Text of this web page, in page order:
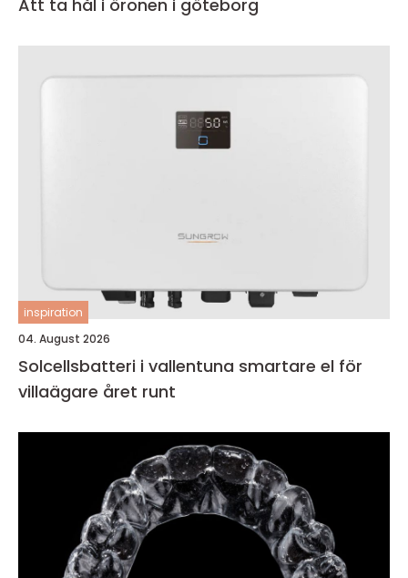
Att ta hål i öronen i göteborg
inspiration
04. August 2026
Solcellsbatteri i vallentuna smartare el för
villaägare året runt